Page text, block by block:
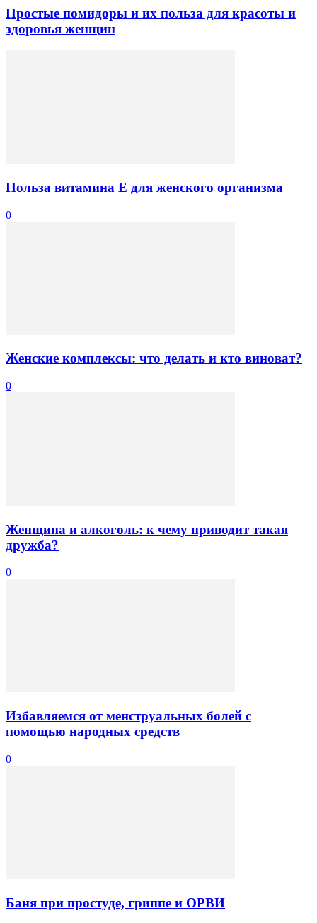
Простые помидоры и их польза для красоты и
здоровья женщин
Польза витамина Е для женского организма
0
Женские комплексы: что делать и кто виноват?
0
Женщина и алкоголь: к чему приводит такая
дружба?
0
Избавляемся от менструальных болей с
помощью народных средств
0
Баня при простуде, гриппе и ОРВИ